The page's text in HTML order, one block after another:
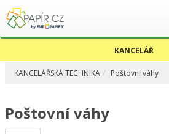
KANCELÁŘ
KANCELÁŘSKÁ TECHNIKA Poštovní váhy
Poštovní váhy